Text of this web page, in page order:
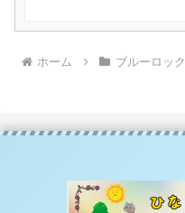
ホーム ブルーロック